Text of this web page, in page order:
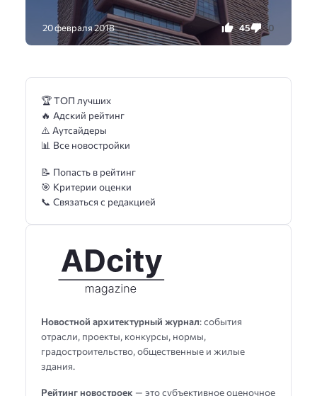
20 февраля 2018 45 0
Новостной архитектурный журнал: события
отрасли, проекты, конкурсы, нормы,
градостроительство, общественные и жилые
здания.
Рейтинг новостроек — это субъективное оценочное
🏆 ТОП лучших
🔥 Адский рейтинг
⚠️ Аутсайдеры
📊 Все новостройки
📝 Попасть в рейтинг
🎯 Критерии оценки
📞 Связаться с редакцией